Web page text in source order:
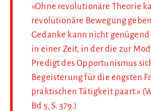
«Ohne revolutionäre Theorie
revolutionäre Bewegung
Gedanke kann nicht
in einer Zeit, in der die zur
Predigt des Opportunismus
Begeisterung für die engsten
praktischen Tätigkeit paart.»
Bd 5, S. 379.)